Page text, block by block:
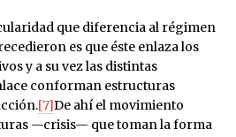
que diferencia al régimen
es que éste enlaza los
y a su vez las distintas
conforman estructuras
[7]De ahí el movimiento
—crisis— que toman la forma